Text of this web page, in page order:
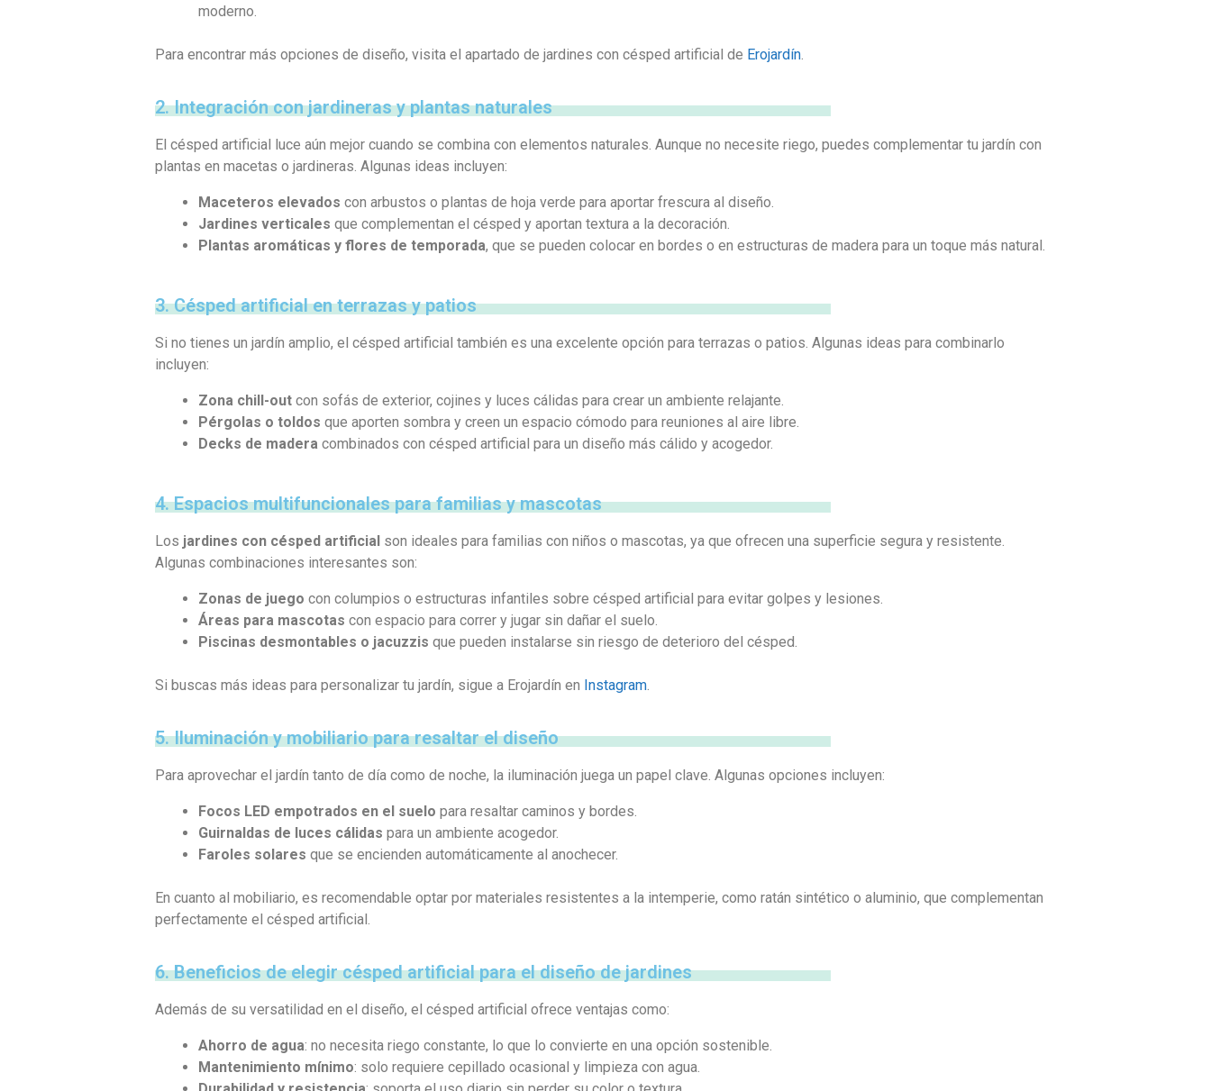
moderno.
Para encontrar más opciones de diseño, visita el apartado de jardines con césped artificial de Erojardín
2. Integración con jardineras y plantas naturales
El césped artificial luce aún mejor cuando se combina con elementos naturales. Aunque no necesite riego, puedes complementar tu jardín con
plantas en macetas o jardineras. Algunas ideas incluyen:
Maceteros elevados con arbustos o plantas de hoja verde para aportar frescura al diseño.
Jardines verticales que complementan el césped y aportan textura a la decoración.
Plantas aromáticas y flores de temporada, que se pueden colocar en bordes o en estructuras de madera para un toque más natural.
3. Césped artificial en terrazas y patios
Si no tienes un jardín amplio, el césped artificial también es una excelente opción para terrazas o patios. Algunas ideas para combinarlo
incluyen:
Zona chill-out con sofás de exterior, cojines y luces cálidas para crear un ambiente relajante.
Pérgolas o toldos que aporten sombra y creen un espacio cómodo para reuniones al aire libre.
Decks de madera combinados con césped artificial para un diseño más cálido y acogedor.
4. Espacios multifuncionales para familias y mascotas
Los jardines con césped artificial son ideales para familias con niños o mascotas, ya que ofrecen una superficie segura y resistente.
Algunas combinaciones interesantes son:
Zonas de juego con columpios o estructuras infantiles sobre césped artificial para evitar golpes y lesiones.
Áreas para mascotas con espacio para correr y jugar sin dañar el suelo.
Piscinas desmontables o jacuzzis que pueden instalarse sin riesgo de deterioro del césped.
Si buscas más ideas para personalizar tu jardín, sigue a Erojardín en Instagram
5. Iluminación y mobiliario para resaltar el diseño
Para aprovechar el jardín tanto de día como de noche, la iluminación juega un papel clave. Algunas opciones incluyen:
Focos LED empotrados en el suelo para resaltar caminos y bordes.
Guirnaldas de luces cálidas para un ambiente acogedor.
Faroles solares que se encienden automáticamente al anochecer.
En cuanto al mobiliario, es recomendable optar por materiales resistentes a la intemperie, como ratán sintético o aluminio, que complementan
perfectamente el césped artificial.
6. Beneficios de elegir césped artificial para el diseño de jardines
Además de su versatilidad en el diseño, el césped artificial ofrece ventajas como:
Ahorro de agua: no necesita riego constante, lo que lo convierte en una opción sostenible.
Mantenimiento mínimo: solo requiere cepillado ocasional y limpieza con agua.